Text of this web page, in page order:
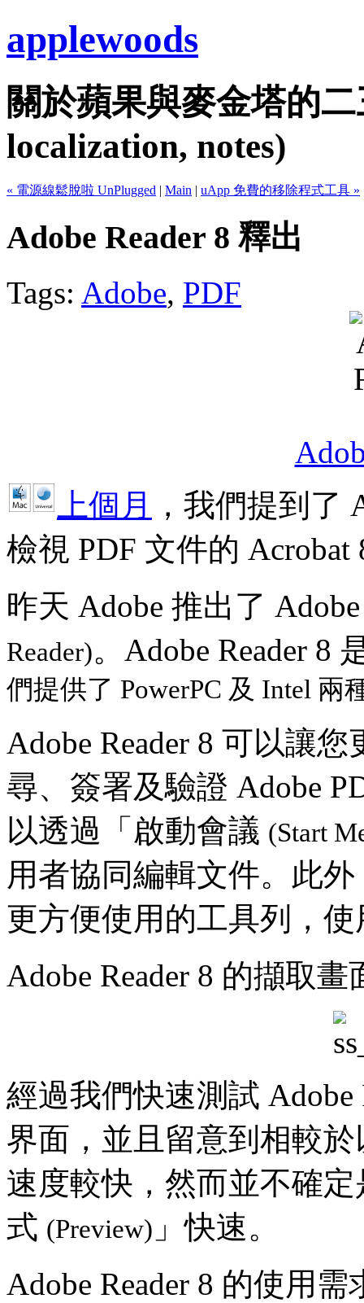
applewoods
關於蘋果與麥金塔的
localization, notes)
« 電源線鬆脫啦 UnPlugged | Main | uApp 免費的移除程式工具 »
Adobe Reader 8 釋出
Tags: Adobe, PDF
上個月
，我們提到了
檢視 PDF 文件的
昨天 Adobe 推出了
Reader)。Adobe Reader 8
們提供了 PowerPC 及 Intel 兩
Adobe Reader 8 可以讓
尋、簽署及驗證 Adobe
以透過「啟動會議 (Start
用者協同編輯文件。此外
更方便使用的工具列，
Adobe Reader 8 的擷取畫
經過我們快速測試 Adobe
界面，並且留意到相較於
速度較快，然而並不確
式 (Preview) 」快速。
Adobe Reader 8 的使用需